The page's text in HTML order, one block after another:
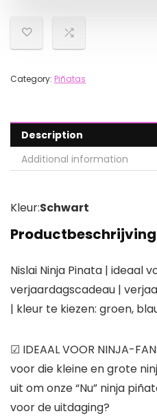
Category: Piñatas
Description
Additional information
Kleur:Schwart
Productbeschrijving
Nislai Ninja Pinata | ideaal
verjaardagscadeau |
| kleur te kiezen: groen,
☑ IDEAAL VOOR NINJA-
voor die kleine en grote
uit om onze “Nu” ninja
voor de uitdaging?